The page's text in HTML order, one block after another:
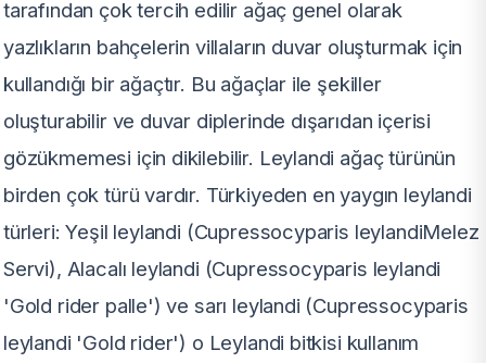
tarafından çok tercih edilir ağaç genel olarak
yazlıkların bahçelerin villaların duvar oluşturmak için
kullandığı bir ağaçtır. Bu ağaçlar ile şekiller
oluşturabilir ve duvar diplerinde dışarıdan içerisi
gözükmemesi için dikilebilir. Leylandi ağaç türünün
birden çok türü vardır. Türkiyeden en yaygın leylandi
türleri: Yeşil leylandi (Cupressocyparis leylandiMelez
Servi), Alacalı leylandi (Cupressocyparis leylandi
'Gold rider palle') ve sarı leylandi (Cupressocyparis
leylandi 'Gold rider') o Leylandi bitkisi kullanım